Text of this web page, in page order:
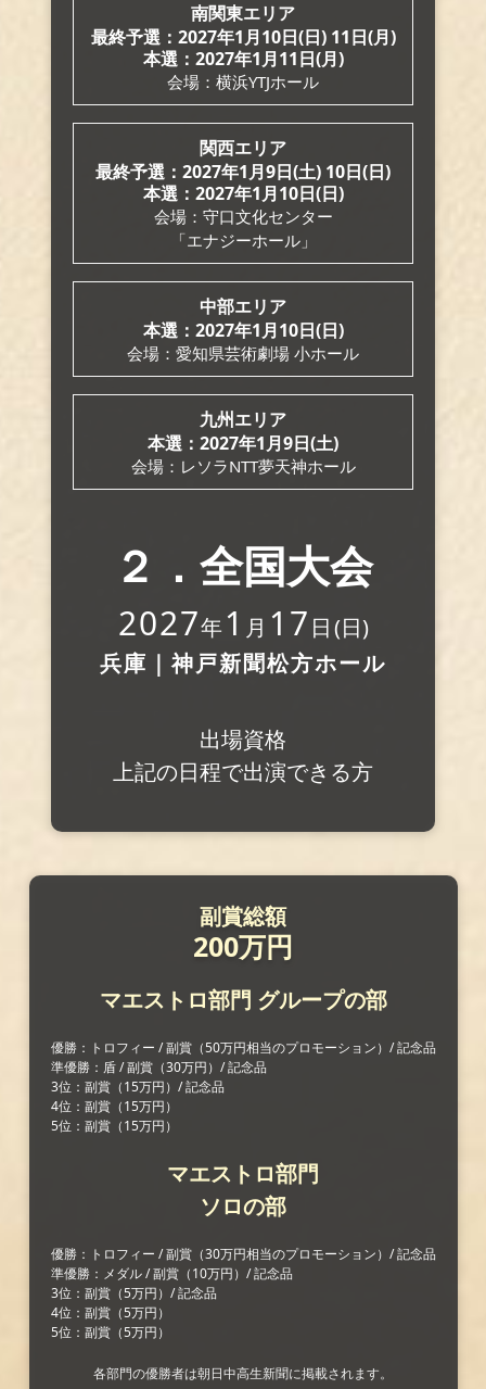
南関東エリア
最終予選：2027年1月10日(日) 11日(月)
本選：2027年1月11日(月)
会場：横浜YTJホール
関西エリア
最終予選：2027年1月9日(土) 10日(日)
本選：2027年1月10日(日)
会場：守口文化センター
「エナジーホール」
中部エリア
本選：2027年1月10日(日)
会場：愛知県芸術劇場 小ホール
九州エリア
本選：2027年1月9日(土)
会場：レソラNTT夢天神ホール
２．全国大会
2027年 1 月 17 日(日)
兵庫｜神戸新聞松方ホール
出場資格
上記の日程で出演できる方
副賞総額
200万円
マエストロ部門 グループの部
優勝：トロフィー / 副賞（50万円相当のプロモーション）/ 記念品
準優勝：盾 / 副賞（30万円）/ 記念品
3位：副賞（15万円）/ 記念品
4位：副賞（15万円）
5位：副賞（15万円）
マエストロ部門
ソロの部
優勝：トロフィー / 副賞（30万円相当のプロモーション）/ 記念品
準優勝：メダル / 副賞（10万円）/ 記念品
3位：副賞（5万円）/ 記念品
4位：副賞（5万円）
5位：副賞（5万円）
各部門の優勝者は朝日中高生新聞に掲載されます。